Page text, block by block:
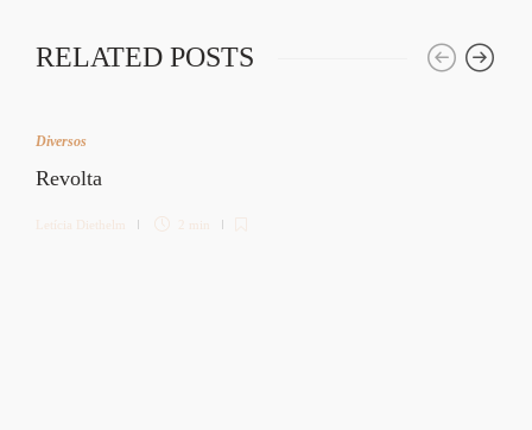
RELATED POSTS
Diversos
Revolta
Letícia Diethelm 2 min